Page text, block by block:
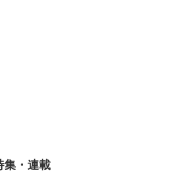
集・連載